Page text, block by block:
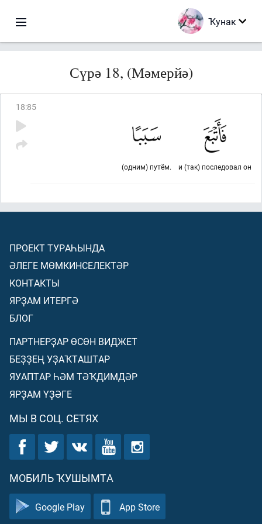
Ҡунак
Сүрә 18, (Мәмерйә)
18:85
и (так) последовал он
(одним) путём.
ПРОЕКТ ТУРАҺЫНДА
ӘЛЕГЕ МӨМКИНСЕЛЕКТӘР
КОНТАКТЫ
ЯРҘАМ ИТЕРГӘ
БЛОГ
ПАРТНЕРҘАР ӨСӨН ВИДЖЕТ
БЕҘҘЕҢ УҘАҠТАШТАР
ЯУАПТАР ҺӘМ ТӘҠДИМДӘР
ЯРҘАМ ҮҘӘГЕ
МЫ В СОЦ. СЕТЯХ
МОБИЛЬ ҠУШЫМТА
Google Play App Store